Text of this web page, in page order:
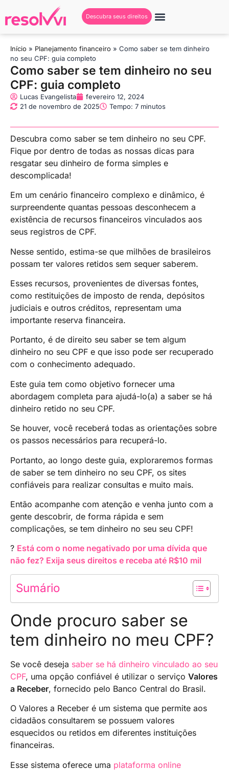
Descubra seus direitos
Início » Planejamento financeiro » Como saber se tem dinheiro
no seu CPF: guia completo
Como saber se tem dinheiro no seu
CPF: guia completo
Lucas Evangelista
fevereiro 12, 2024
21 de novembro de 2025
Tempo: 7 minutos
Descubra como saber se tem dinheiro no seu CPF.
Fique por dentro de todas as nossas dicas para
resgatar seu dinheiro de forma simples e
descomplicada!
Em um cenário financeiro complexo e dinâmico, é
surpreendente quantas pessoas desconhecem a
existência de recursos financeiros vinculados aos
seus registros de CPF.
Nesse sentido, estima-se que milhões de brasileiros
possam ter valores retidos sem sequer saberem.
Esses recursos, provenientes de diversas fontes,
como restituições de imposto de renda, depósitos
judiciais e outros créditos, representam uma
importante reserva financeira.
Portanto, é de direito seu saber se tem algum
dinheiro no seu CPF e que isso pode ser recuperado
com o conhecimento adequado.
Este guia tem como objetivo fornecer uma
abordagem completa para ajudá-lo(a) a saber se há
dinheiro retido no seu CPF.
Se houver, você receberá todas as orientações sobre
os passos necessários para recuperá-lo.
Portanto, ao longo deste guia, exploraremos formas
de saber se tem dinheiro no seu CPF, os sites
confiáveis para realizar consultas e muito mais.
Então acompanhe com atenção e venha junto com a
gente descobrir, de forma rápida e sem
complicações, se tem dinheiro no seu seu CPF!
? Está com o nome negativado por uma dívida que
não fez? Exija seus direitos e receba até R$10 mil
Sumário
Onde procuro saber se
tem dinheiro no meu CPF?
Se você deseja saber se há dinheiro vinculado ao seu
CPF, uma opção confiável é utilizar o serviço Valores
a Receber, fornecido pelo Banco Central do Brasil.
O Valores a Receber é um sistema que permite aos
cidadãos consultarem se possuem valores
esquecidos ou retidos em diferentes instituições
financeiras.
Esse sistema oferece uma plataforma online